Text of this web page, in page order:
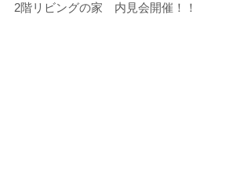
2階リビングの家　内見会開催！！